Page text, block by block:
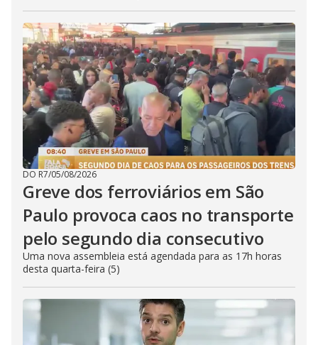
DO R7/05/08/2026
Greve dos ferroviários em São
Paulo provoca caos no transporte
pelo segundo dia consecutivo
Uma nova assembleia está agendada para as 17h horas
desta quarta-feira (5)